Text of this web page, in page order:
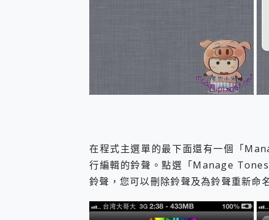
在程式主選單的最下面還有一個「
行編輯的鈴聲。點選「Manage
鈴聲，您可以刪除鈴聲及為鈴聲重新命